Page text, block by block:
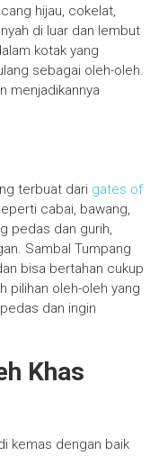
hijau, cokelat,
di luar dan lembut
kotak yang
sebagai oleh-oleh.
menjadikannya
terbuat dari gates of
cabai, bawang,
pedas dan gurih,
Sambal Tumpang
bisa bertahan cukup
pilihan oleh-oleh yang
dan ingin
Khas
kemas dengan baik